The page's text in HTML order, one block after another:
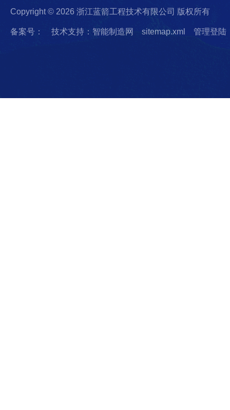
Copyright © 2026 浙江蓝箭工程技术有限公司 版权所有
备案号： 技术支持：智能制造网 sitemap.xml 管理登陆